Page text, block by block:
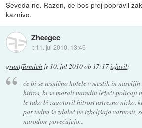
Seveda ne. Razen, ce bos prej popravil
kaznivo.
Zheegec
:: 11. jul 2010, 13:46
gruntfürmich je 10. jul 2010 ob 17:17izjavil:
če bi se resnično hotele v mestih in
hitros, bi se morali narediti ležeči policaji
le tako bi zagotovil hitrost ustrezno nizko.
par tedno še zdaleč ne izboljšajo varnosti,
narodom povečujejo...